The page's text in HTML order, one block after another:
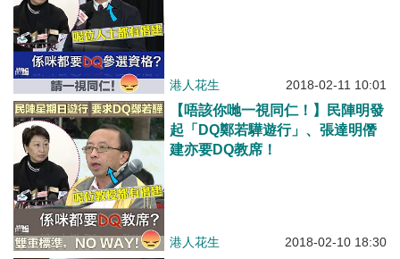
港人花生 2018-02-11 10:01
【唔該你哋一視同仁！】民陣明發
起「DQ鄭若驊遊行」、張達明僭
建亦要DQ教席！
港人花生 2018-02-10 18:30